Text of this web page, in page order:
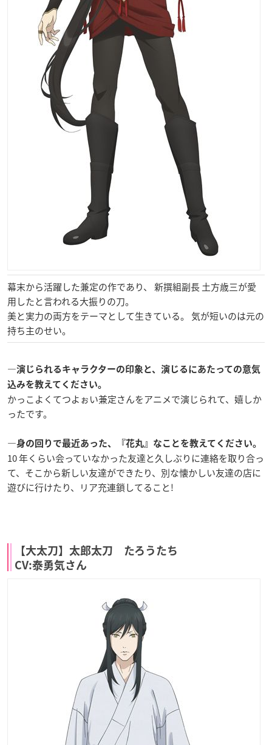
幕末から活躍した兼定の作であり、 新撰組副長 土方歳三が愛
用したと言われる大振りの刀。
美と実力の両方をテーマとして生きている。 気が短いのは元の
持ち主のせい。
―演じられるキャラクターの印象と、演じるにあたっての意気
込みを教えてください。
かっこよくてつよぉい兼定さんをアニメで演じられて、嬉しか
ったです。
―身の回りで最近あった、『花丸』なことを教えてください。
10 年くらい会っていなかった友達と久しぶりに連絡を取り合っ
て、そこから新しい友達ができたり、別な懐かしい友達の店に
遊びに行けたり、リア充連鎖してること!
【大太刀】太郎太刀 たろうたち
CV:泰勇気さん